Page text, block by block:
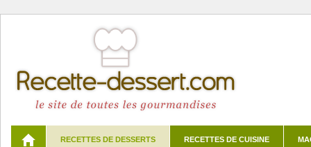
RECETTES DE DESSERTS RECETTES DE CUISINE